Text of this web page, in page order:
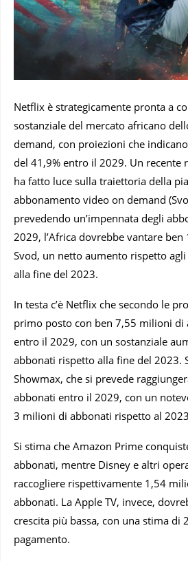
Netflix è strategicamente pronta a
sostanziale del mercato africano
demand, con proiezioni che
del 41,9% entro il 2029. Un recente
ha fatto luce sulla traiettoria della
abbonamento video on demand
prevedendo un’impennata degli
2029, l’Africa dovrebbe vantare
Svod, un netto aumento rispetto
alla fine del 2023.
In testa c’è Netflix che secondo le
primo posto con ben 7,55 milioni di
entro il 2029, con un sostanziale
abbonati rispetto alla fine del 2023.
Showmax, che si prevede
abbonati entro il 2029, con un
3 milioni di abbonati rispetto al
Si stima che Amazon Prime
abbonati, mentre Disney e altri
raccogliere rispettivamente 1,54
abbonati. La Apple TV, invece,
crescita più bassa, con una stima di
pagamento.